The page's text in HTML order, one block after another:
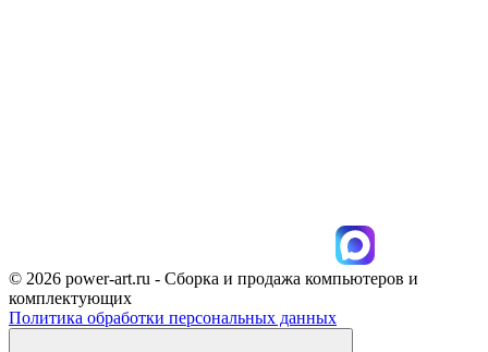
© 2026 power-art.ru - Сборка и продажа компьютеров и
комплектующих
Политика обработки персональных данных